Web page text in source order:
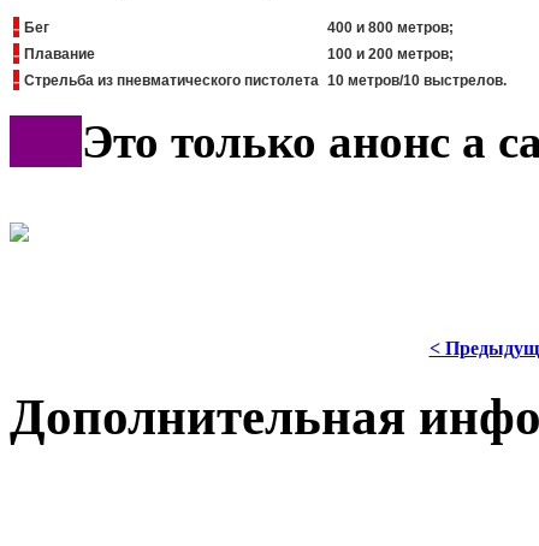
- Бег 400 и 800 метров;
- Плавание 100 и 200 метров;
- Стрельба из пневматического пистолета 10 метров/10 выстрелов.
Это только анонс а
<
Дополнительная